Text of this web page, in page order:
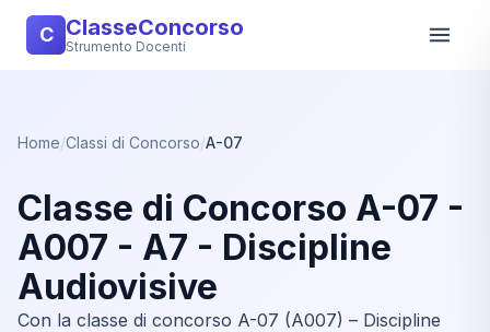
C ClasseConcorso
Strumento Docenti
Home/Classi di Concorso/A-07
Classe di Concorso A-07 -
A007 - A7 - Discipline
Audiovisive
Con la classe di concorso A-07 (A007) – Discipline